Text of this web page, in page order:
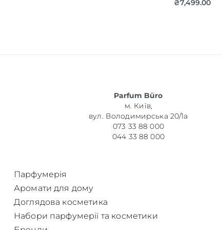
₴7,499.00
Parfum Büro
м. Київ,
вул. Володимирська 20/1а
073 33 88 000
044 33 88 000
Парфумерія
Аромати для дому
Доглядова косметика
Набори парфумерії та косметики